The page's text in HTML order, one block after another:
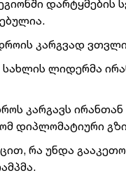
დარტყმების
კარგვად
სახლის ლიდერმა
კარგავს ირანთან
დიპლომატიური
რა უნდა